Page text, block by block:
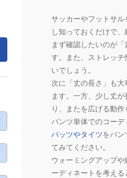
サッカーやフットサ
し知っておくだけで、
まず確認したいのが
す。また、ストレッ
いでしょう。
次に「丈の長さ」も
ます。一方、少し丈
り、またを広げる動
パンツ単体でのコー
パッツやタイツをパン
てみてください。
ウォーミングアップや
ーディネートを考え